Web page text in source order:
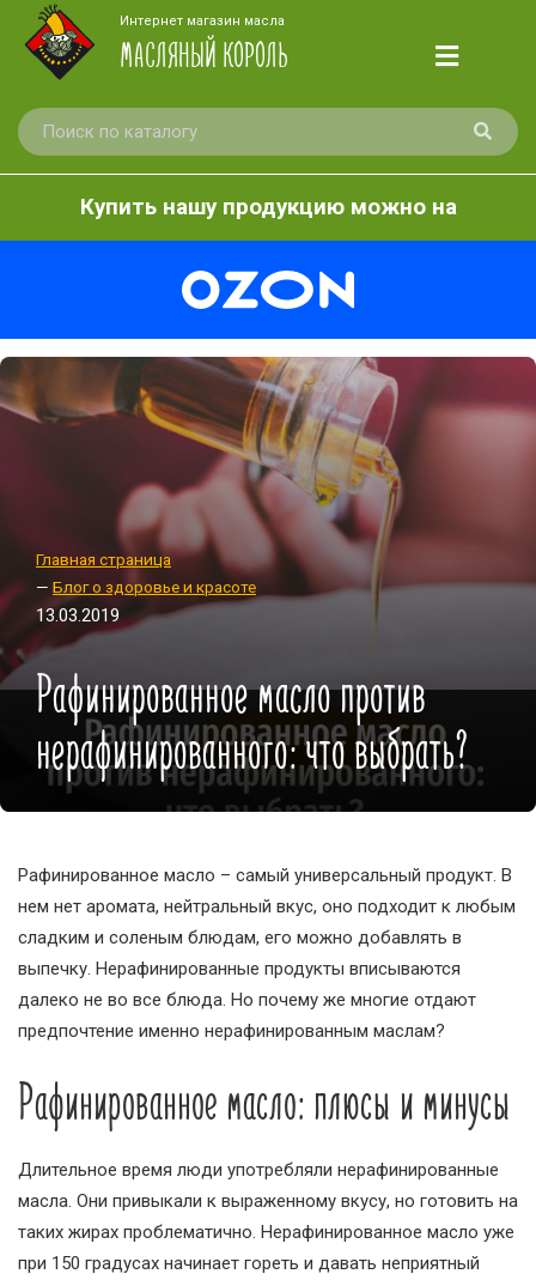
Интернет магазин масла
МАСЛЯНЫЙ КОРОЛЬ
Купить нашу продукцию можно на
Главная страница
— Блог о здоровье и красоте
13.03.2019
Рафинированное масло против
нерафинированного: что выбрать?
Рафинированное масло – самый универсальный продукт. В
нем нет аромата, нейтральный вкус, оно подходит к любым
сладким и соленым блюдам, его можно добавлять в
выпечку. Нерафинированные продукты вписываются
далеко не во все блюда. Но почему же многие отдают
предпочтение именно нерафинированным маслам?
Рафинированное масло: плюсы и минусы
Длительное время люди употребляли нерафинированные
масла. Они привыкали к выраженному вкусу, но готовить на
таких жирах проблематично. Нерафинированное масло уже
при 150 градусах начинает гореть и давать неприятный